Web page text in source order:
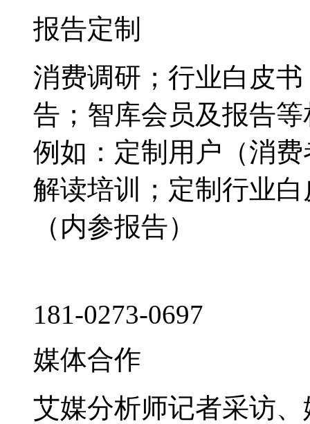
报告定制
消费调研；行业白皮
告；智库会员及报告
例如：定制用户（消
解读培训；定制行业
（内参报告）
181-0273-0697
媒体合作
艾媒分析师记者采访